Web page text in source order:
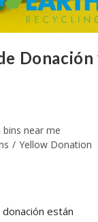
Donación
near me
/ Yellow Donation
están